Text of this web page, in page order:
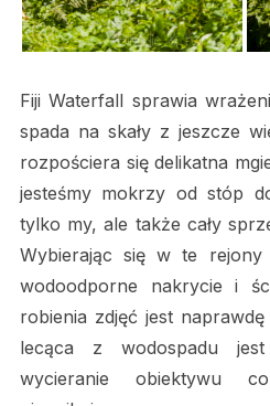
Fiji Waterfall sprawia
spada na skały z jeszcze
rozpościera się delikatna
jesteśmy mokrzy od stóp
tylko my, ale także cały
Wybierając się w te
wodoodporne nakrycie i
robienia zdjęć jest
lecąca z wodospadu
wycieranie obiektywu